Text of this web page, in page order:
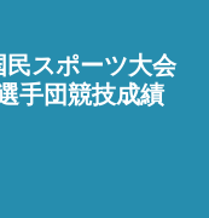
民スポーツ大会
手団競技成績